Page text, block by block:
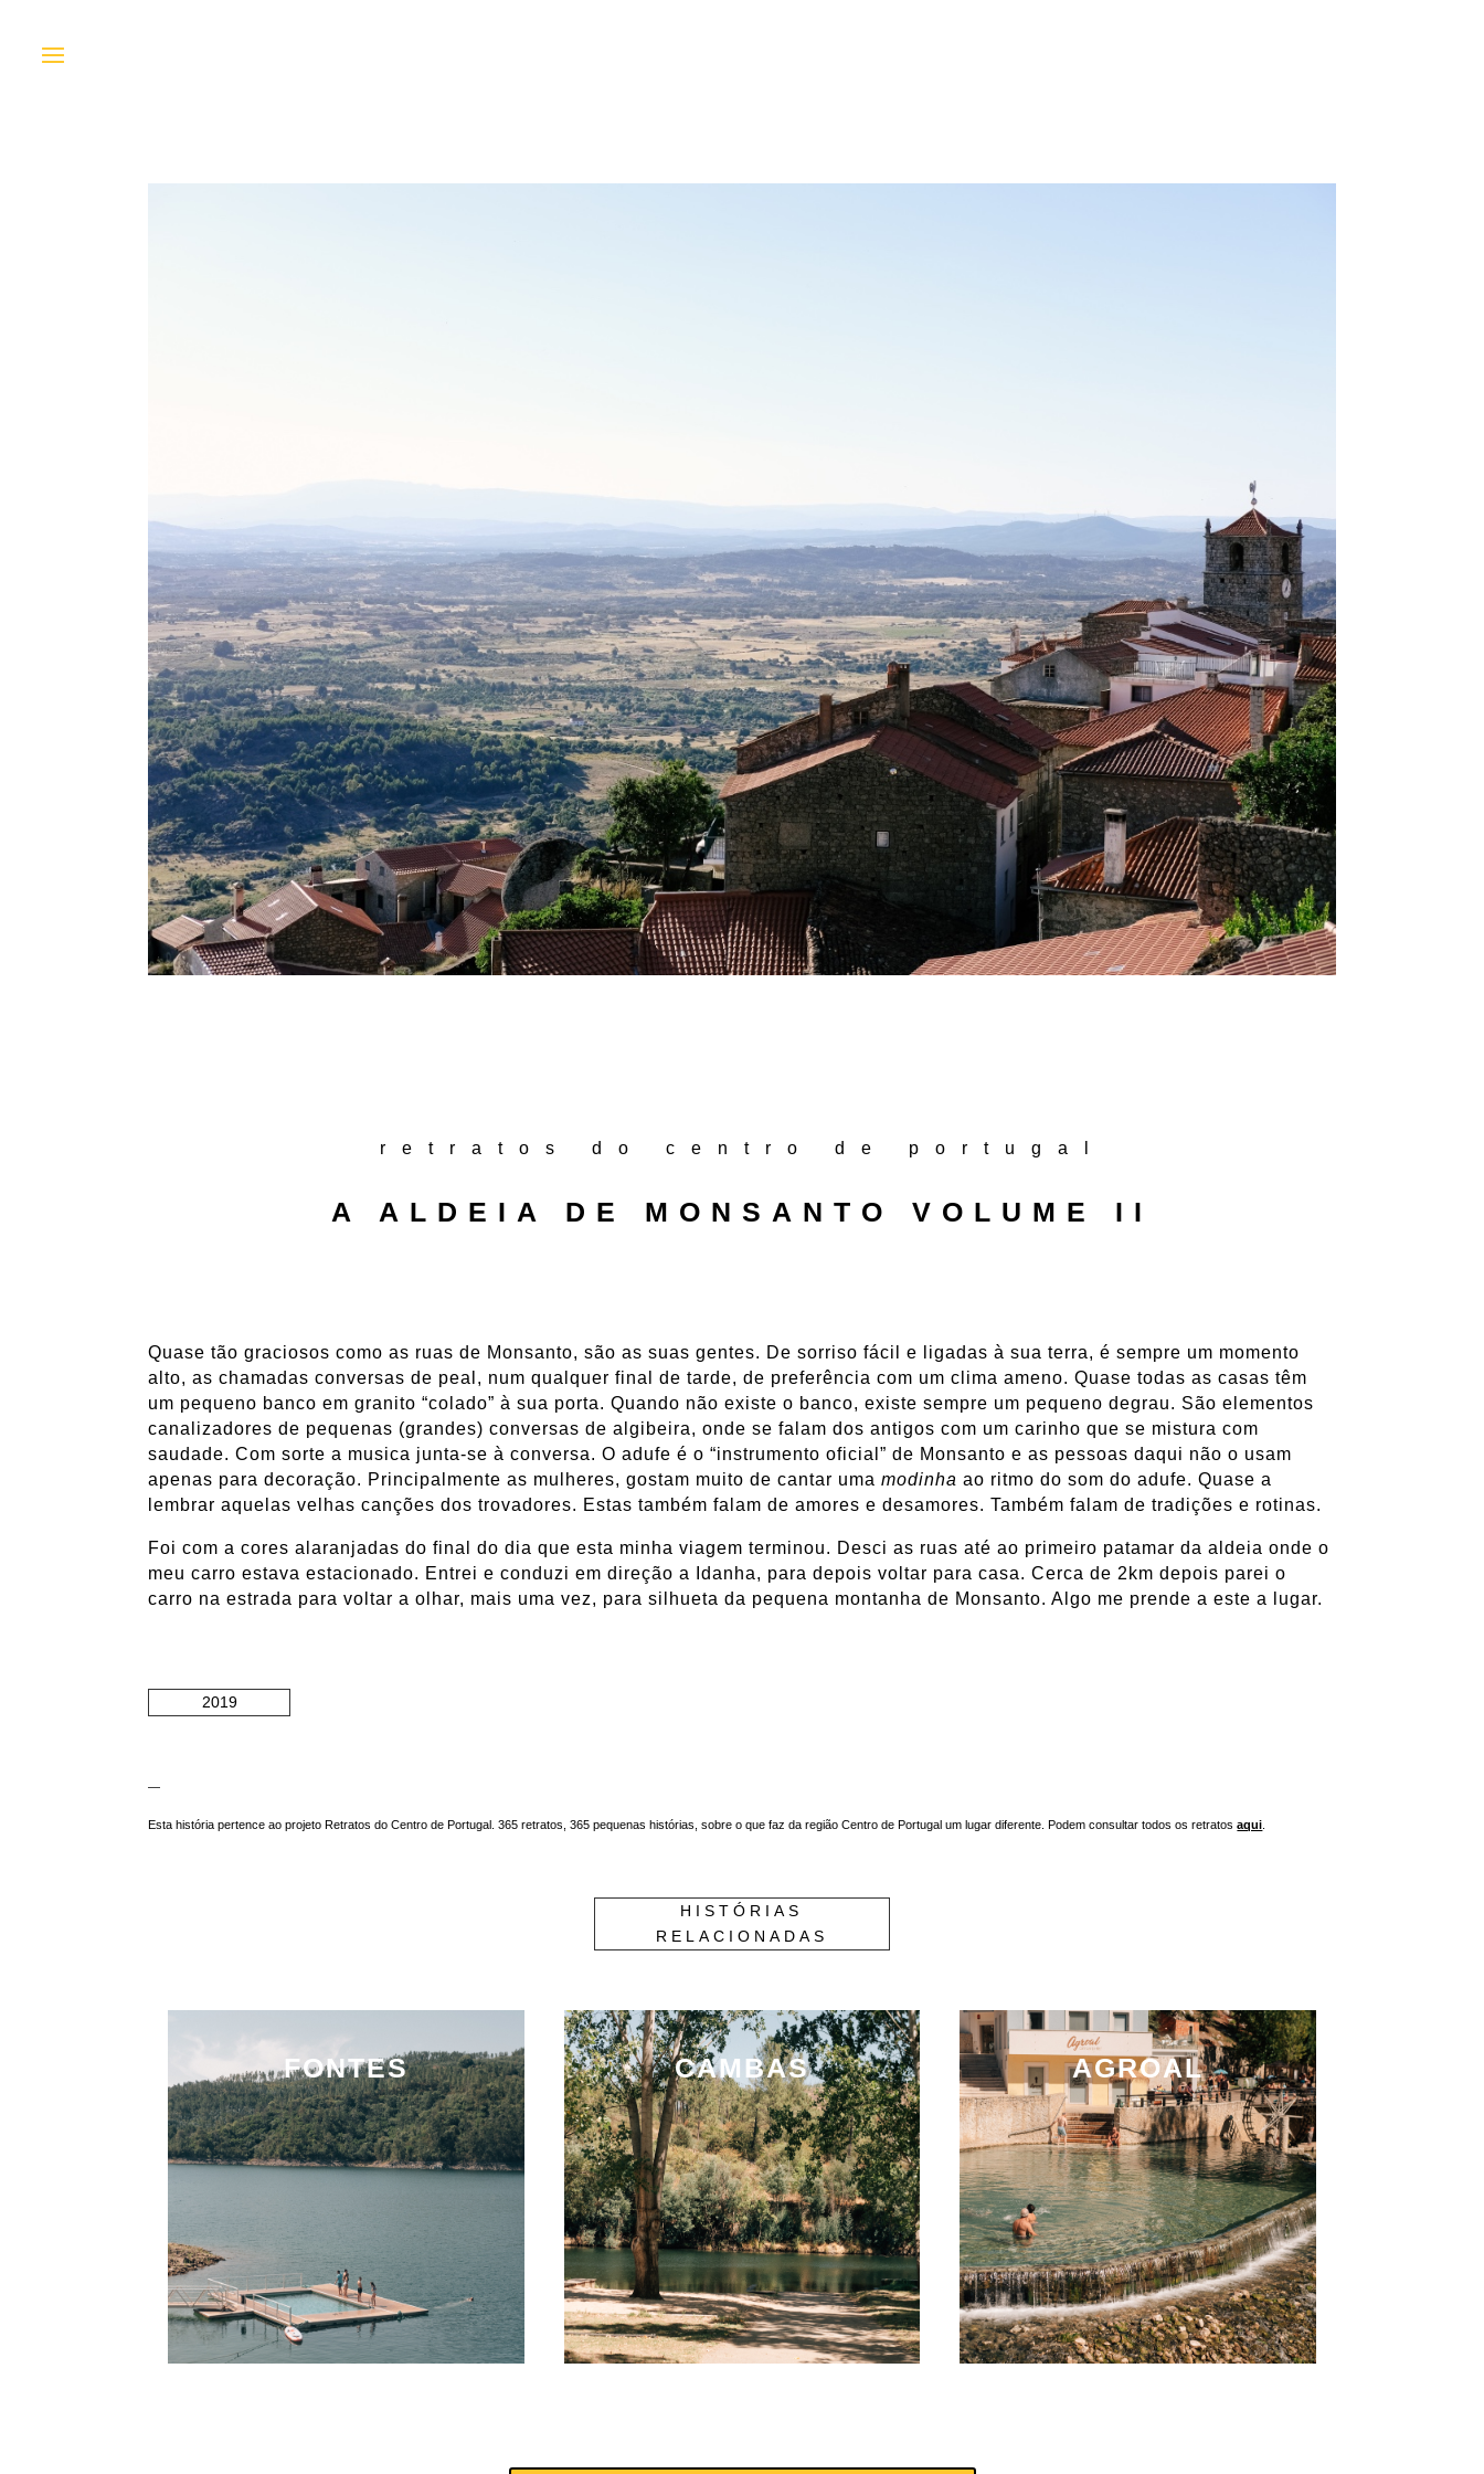
retratos do centro de portugal
A ALDEIA DE MONSANTO VOLUME II
Quase tão graciosos como as ruas de Monsanto, são as suas gentes. De sorriso fácil e ligadas à sua terra, é sempre um momento
alto, as chamadas conversas de peal, num qualquer final de tarde, de preferência com um clima ameno. Quase todas as casas têm
um pequeno banco em granito “colado” à sua porta. Quando não existe o banco, existe sempre um pequeno degrau. São elementos
canalizadores de pequenas (grandes) conversas de algibeira, onde se falam dos antigos com um carinho que se mistura com
saudade. Com sorte a musica junta-se à conversa. O adufe é o “instrumento oficial” de Monsanto e as pessoas daqui não o usam
apenas para decoração. Principalmente as mulheres, gostam muito de cantar umamodinha ao ritmo do som do adufe. Quase a
lembrar aquelas velhas canções dos trovadores. Estas também falam de amores e desamores. Também falam de tradições e rotinas.
Foi com a cores alaranjadas do final do dia que esta minha viagem terminou. Desci as ruas até ao primeiro patamar da aldeia onde o
meu carro estava estacionado. Entrei e conduzi em direção a Idanha, para depois voltar para casa. Cerca de 2km depois parei o
carro na estrada para voltar a olhar, mais uma vez, para silhueta da pequena montanha de Monsanto. Algo me prende a este a lugar.
2019
—
Esta história pertence ao projeto Retratos do Centro de Portugal. 365 retratos, 365 pequenas histórias, sobre o que faz da região Centro de Portugal um lugar diferente. Podem consultar todos os retratosaqui.
HISTÓRIAS
RELACIONADAS
FONTES CAMBAS AGROAL